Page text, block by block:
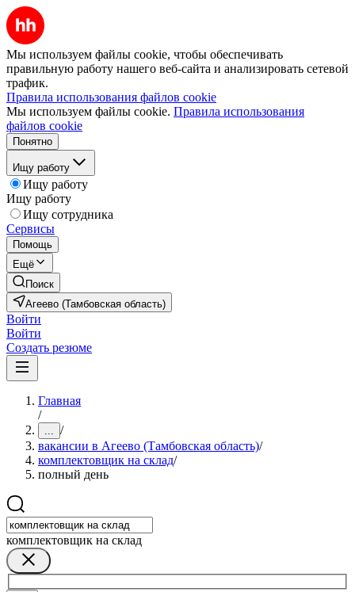
Мы используем файлы cookie, чтобы обеспечивать
правильную работу нашего веб-сайта и анализировать сетевой
трафик.
Правила использования файлов cookie
Мы используем файлы cookie. Правила использования
файлов cookie
Понятно
Ищу работу
Ищу работу
Ищу работу
Ищу сотрудника
Сервисы
Помощь
Ещё
Поиск
Агеево (Тамбовская область)
Войти
Войти
Создать резюме
Главная
/
... /
вакансии в Агеево (Тамбовская область)/
комплектовщик на склад/
полный день
комплектовщик на склад